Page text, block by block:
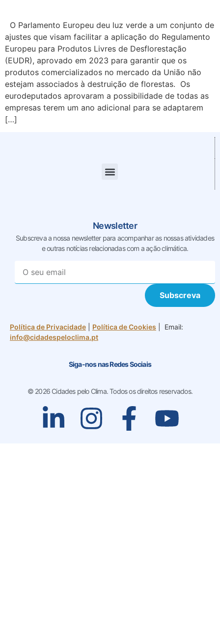
O Parlamento Europeu deu luz verde a um conjunto de
ajustes que visam facilitar a aplicação do Regulamento
Europeu para Produtos Livres de Desflorestação
(EUDR), aprovado em 2023 para garantir que os
produtos comercializados no mercado da União não
estejam associados à destruição de florestas. Os
eurodeputados aprovaram a possibilidade de todas as
empresas terem um ano adicional para se adaptarem
[…]
Newsletter
Subscreva a nossa newsletter para acompanhar as nossasatividades
e outras notícias relacionadas com a ação climática.
Subscreva
Política de Privacidade Política de Cookies | Email:
info@cidadespeloclima.pt
Siga-nos nas Redes Sociais
© 2026 Cidades pelo Clima. Todos os direitos reservados.